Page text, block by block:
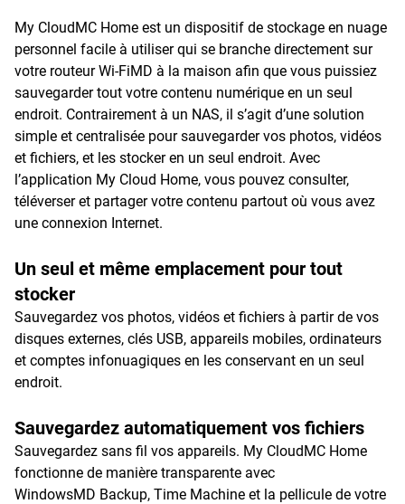
My CloudMC Home est un dispositif de stockage en nuage
personnel facile à utiliser qui se branche directement sur
votre routeur Wi-FiMD à la maison afin que vous puissiez
sauvegarder tout votre contenu numérique en un seul
endroit. Contrairement à un NAS, il s’agit d’une solution
simple et centralisée pour sauvegarder vos photos, vidéos
et fichiers, et les stocker en un seul endroit. Avec
l’application My Cloud Home, vous pouvez consulter,
téléverser et partager votre contenu partout où vous avez
une connexion Internet.
Un seul et même emplacement pour tout
stocker
Sauvegardez vos photos, vidéos et fichiers à partir de vos
disques externes, clés USB, appareils mobiles, ordinateurs
et comptes infonuagiques en les conservant en un seul
endroit.
Sauvegardez automatiquement vos fichiers
Sauvegardez sans fil vos appareils. My CloudMC Home
fonctionne de manière transparente avec
WindowsMD Backup, Time Machine et la pellicule de votre